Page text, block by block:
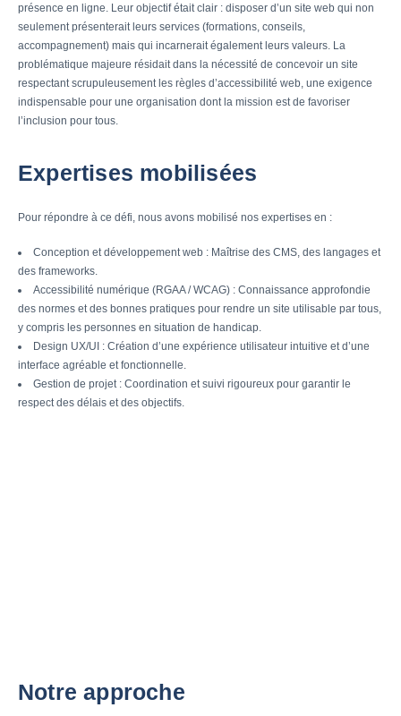
présence en ligne. Leur objectif était clair : disposer d’un site web qui non
seulement présenterait leurs services (formations, conseils,
accompagnement) mais qui incarnerait également leurs valeurs. La
problématique majeure résidait dans la nécessité de concevoir un site
respectant scrupuleusement les règles d’accessibilité web, une exigence
indispensable pour une organisation dont la mission est de favoriser
l’inclusion pour tous.
Expertises mobilisées
Pour répondre à ce défi, nous avons mobilisé nos expertises en :
Conception et développement web : Maîtrise des CMS, des langages et
des frameworks.
Accessibilité numérique (RGAA / WCAG) : Connaissance approfondie
des normes et des bonnes pratiques pour rendre un site utilisable par tous,
y compris les personnes en situation de handicap.
Design UX/UI : Création d’une expérience utilisateur intuitive et d’une
interface agréable et fonctionnelle.
Gestion de projet : Coordination et suivi rigoureux pour garantir le
respect des délais et des objectifs.
Notre approche